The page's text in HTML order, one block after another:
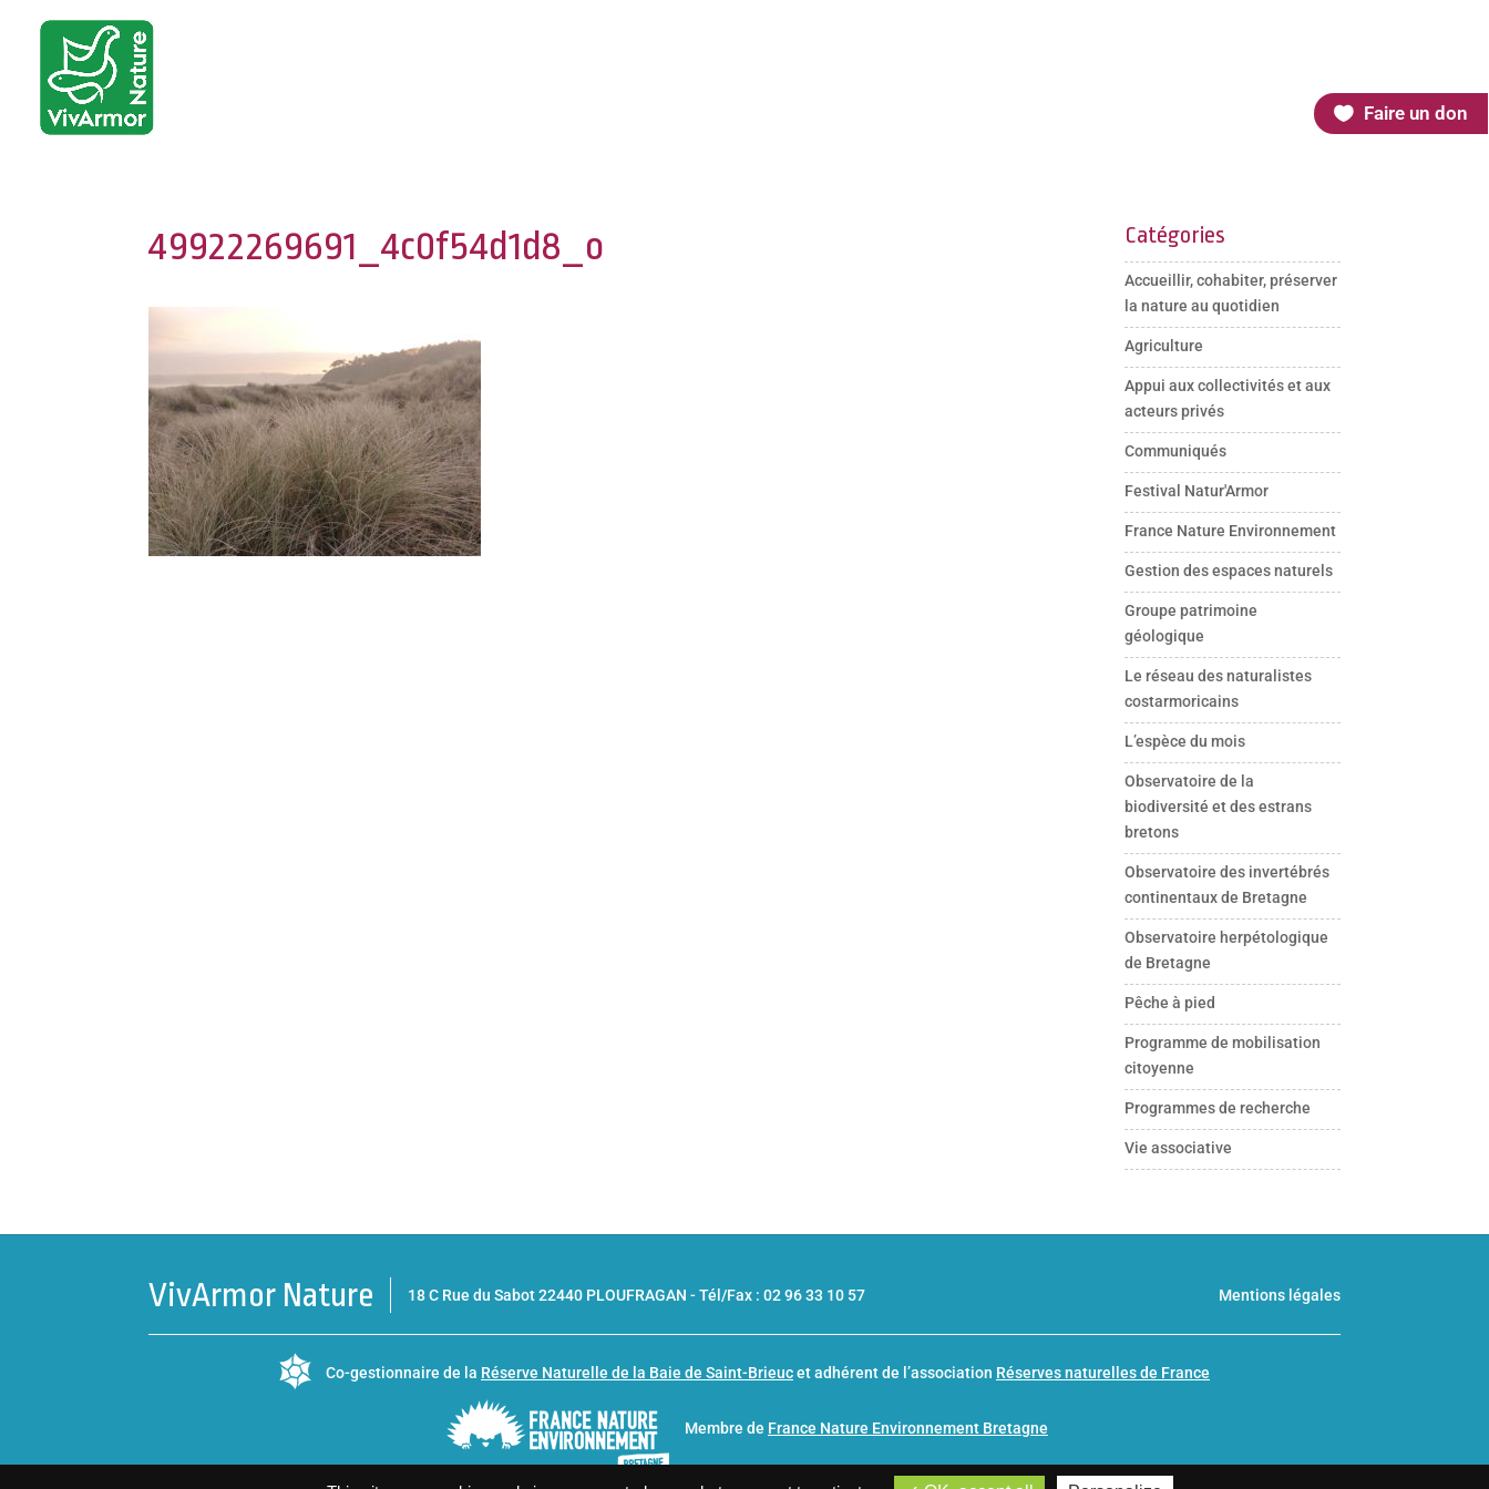
Faire un don
49922269691_4c0f54d1d8_o Catégories
Accueillir, cohabiter, préserver
la nature au quotidien
Agriculture
Appui aux collectivités et aux
acteurs privés
Communiqués
Festival Natur'Armor
France Nature Environnement
Gestion des espaces naturels
Groupe patrimoine
géologique
Le réseau des naturalistes
costarmoricains
L’espèce du mois
Observatoire de la
biodiversité et des estrans
bretons
Observatoire des invertébrés
continentaux de Bretagne
Observatoire herpétologique
de Bretagne
Pêche à pied
Programme de mobilisation
citoyenne
Programmes de recherche
Vie associative
VivArmor Nature 18 C Rue du Sabot 22440 PLOUFRAGAN -Tél/Fax : 02 96 33 10 57 Mentions légales
Co-gestionnaire de la Réserve Naturelle de la Baie de Saint-Brieucet adhérent de l’association Réserves naturelles de France
Membre de France Nature Environnement Bretagne